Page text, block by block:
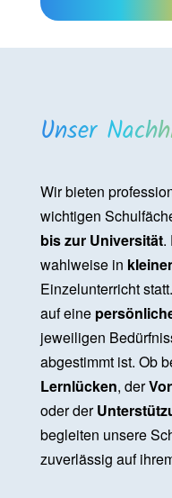
Unser
Wir bieten
wichtigen
bis zur Universität.
wahlweise in
Einzelunterricht
auf eine
jeweiligen
abgestimmt ist. Ob
Lernlücken, der
oder der
begleiten unsere
zuverlässig auf